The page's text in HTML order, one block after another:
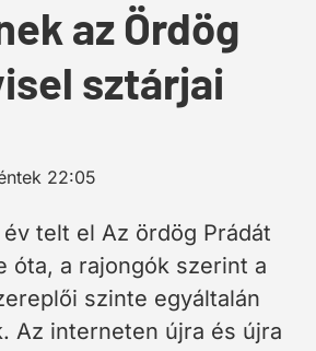
az Ördög
sztárjai
22:05
telt el Az ördög Prádát
óta, a rajongók szerint a
szinte egyáltalán
Az interneten újra és újra